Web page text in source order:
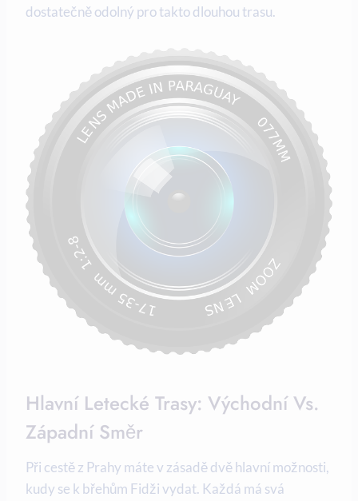
dostatečně odolný pro takto dlouhou trasu.
Hlavní Letecké Trasy: Východní Vs.
Západní Směr
Při cestě z Prahy máte v zásadě dvě hlavní možnosti,
kudy se k břehům Fidži vydat. Každá má svá